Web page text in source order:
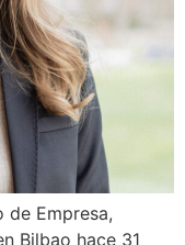
de Empresa,
Bilbao hace 31